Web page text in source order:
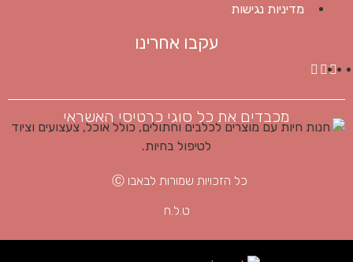
מדיניות נגישות
עקבו אחרינו
מכבדים את כל סוגי כרטיסי האשראי
כל הזכויות שמורות לבאבו Ⓒ
ט.ל.ח